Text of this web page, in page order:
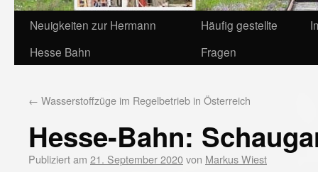
Neuigkeiten zur Hermann
Hesse Bahn
Häufig gestellte
Fragen
← Wasserstoffzüge im Regelbetrieb in Österreich
Hesse-Bahn:
Publiziert am 21. September 2020von Markus Wiest